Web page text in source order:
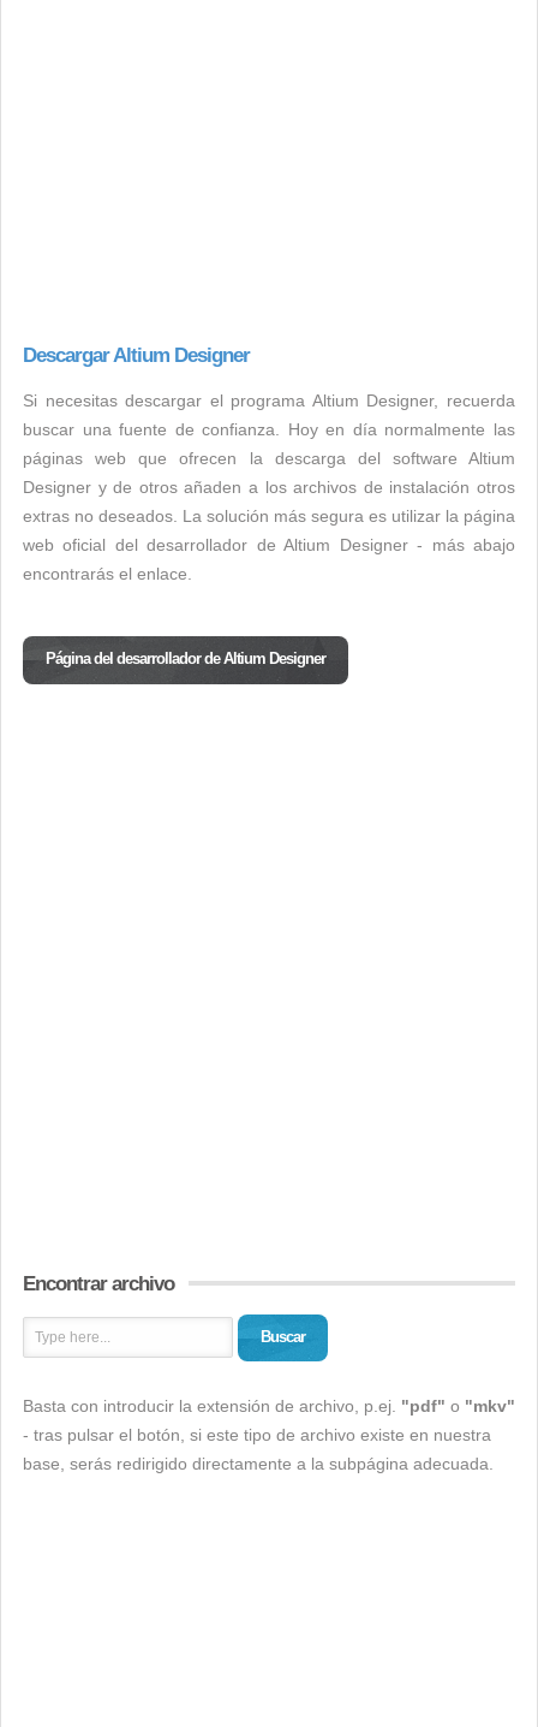
Descargar Altium Designer
Si necesitas descargar el programa Altium Designer, recuerda
buscar una fuente de confianza. Hoy en día normalmente las
páginas web que ofrecen la descarga del software Altium
Designer y de otros añaden a los archivos de instalación otros
extras no deseados. La solución más segura es utilizar la página
web oficial del desarrollador de Altium Designer - más abajo
encontrarás el enlace.
Página del desarrollador de Altium Designer
Encontrar archivo
Buscar
Basta con introducir la extensión de archivo, p.ej. "pdf" o "mkv"
- tras pulsar el botón, si este tipo de archivo existe en nuestra
base, serás redirigido directamente a la subpágina adecuada.